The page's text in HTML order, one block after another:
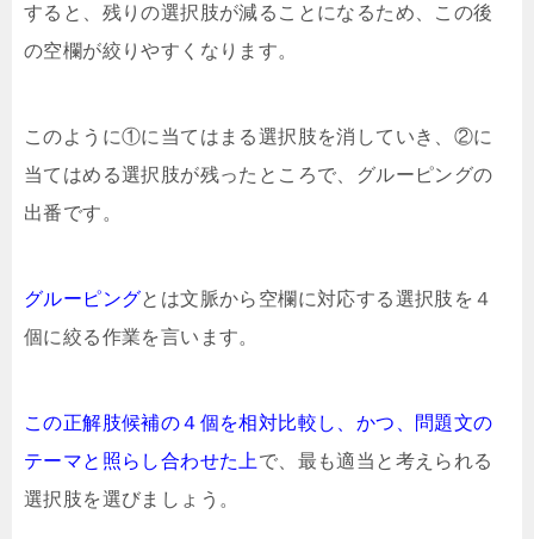
すると、残りの選択肢が減ることになるため、この後
の空欄が絞りやすくなります。
このように①に当てはまる選択肢を消していき、②に
当てはめる選択肢が残ったところで、グルーピングの
出番です。
グルーピングとは文脈から空欄に対応する選択肢を４
個に絞る作業を言います。
この正解肢候補の４個を相対比較し、かつ、問題文の
テーマと照らし合わせた上 で、最も適当と考えられる
選択肢を選びましょう。